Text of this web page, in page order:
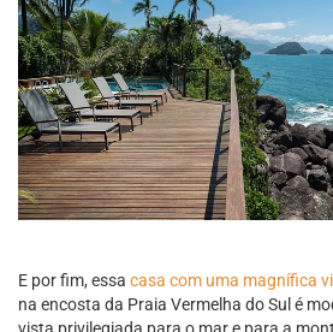
E por fim, essa casa com uma magnífica
na encosta da Praia Vermelha do Sul é
vista privilegiada para o mar e para a